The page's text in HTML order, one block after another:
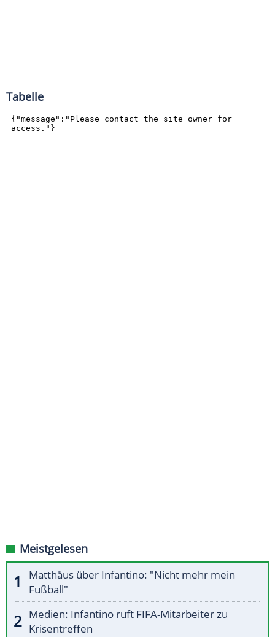
Tabelle
Meistgelesen
Matthäus über Infantino: "Nicht mehr mein
Fußball"
Medien: Infantino ruft FIFA-Mitarbeiter zu
Krisentreffen